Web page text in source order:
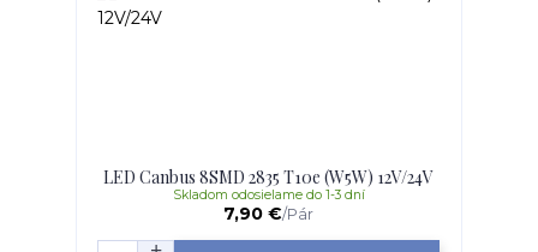
LED Canbus 8SMD 2835 T10e (W5W) 12V/24V
7,90 €/Pár
Skladom odosielame do 1-3 dní